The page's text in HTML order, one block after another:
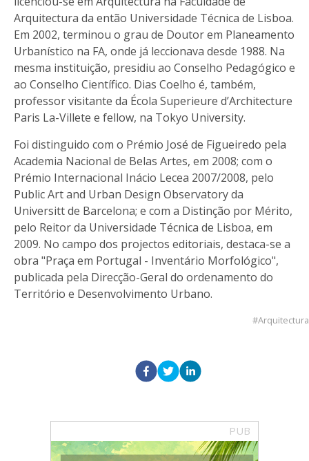
Arquitectura da então Universidade Técnica de Lisboa.
Em 2002, terminou o grau de Doutor em Planeamento
Urbanístico na FA, onde já leccionava desde 1988. Na
mesma instituição, presidiu ao Conselho Pedagógico e
ao Conselho Científico. Dias Coelho é, também,
professor visitante da Écola Superieure d’Architecture
Paris La-Villete e fellow, na Tokyo University.
Foi distinguido com o Prémio José de Figueiredo pela
Academia Nacional de Belas Artes, em 2008; com o
Prémio Internacional Inácio Lecea 2007/2008, pelo
Public Art and Urban Design Observatory da
Universitt de Barcelona; e com a Distinção por Mérito,
pelo Reitor da Universidade Técnica de Lisboa, em
2009. No campo dos projectos editoriais, destaca-se a
obra "Praça em Portugal - Inventário Morfológico",
publicada pela Direcção-Geral do ordenamento do
Território e Desenvolvimento Urbano.
Arquitectura
PUB